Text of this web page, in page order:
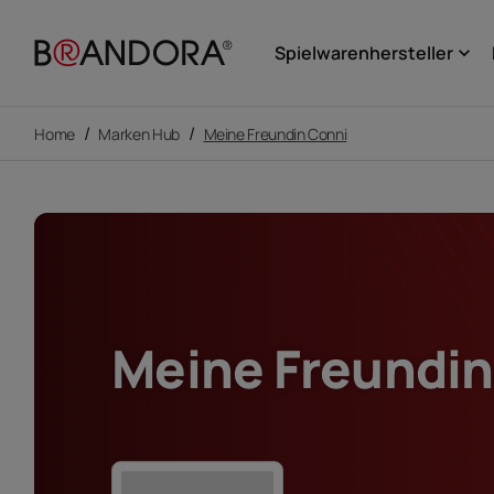
Spielwarenhersteller keyboard_arrow_down
Home / Marken Hub / Meine Freundin Conni
Meine